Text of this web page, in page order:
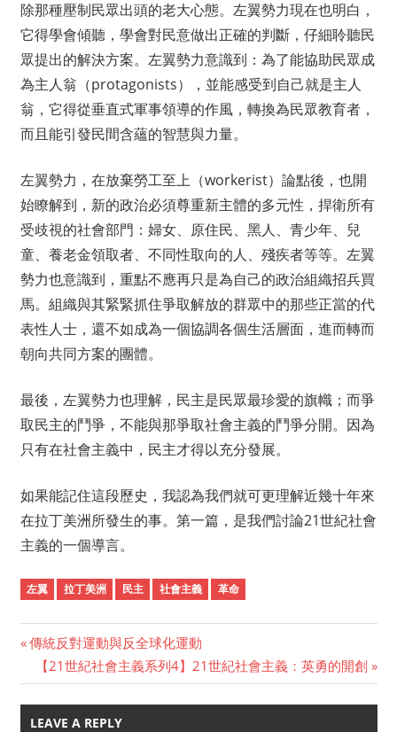
除那種壓制民眾出頭的老大心態。左翼勢力現在也明白，
它得學會傾聽，學會對民意做出正確的判斷，仔細聆聽民
眾提出的解決方案。左翼勢力意識到：為了能協助民眾成
為主人翁（protagonists），並能感受到自己就是主人
翁，它得從垂直式軍事領導的作風，轉換為民眾教育者，
而且能引發民間含蘊的智慧與力量。
左翼勢力，在放棄勞工至上（workerist）論點後，也開
始瞭解到，新的政治必須尊重新主體的多元性，捍衛所有
受歧視的社會部門：婦女、原住民、黑人、青少年、兒
童、養老金領取者、不同性取向的人、殘疾者等等。左翼
勢力也意識到，重點不應再只是為自己的政治組織招兵買
馬。組織與其緊緊抓住爭取解放的群眾中的那些正當的代
表性人士，還不如成為一個協調各個生活層面，進而轉而
朝向共同方案的團體。
最後，左翼勢力也理解，民主是民眾最珍愛的旗幟；而爭
取民主的鬥爭，不能與那爭取社會主義的鬥爭分開。因為
只有在社會主義中，民主才得以充分發展。
如果能記住這段歷史，我認為我們就可更理解近幾十年來
在拉丁美洲所發生的事。第一篇，是我們討論21世紀社會
主義的一個導言。
左翼 拉丁美洲 民主 社會主義 革命
Post
navigation
Previous
Post:
傳統反對運動與反全球化運動
Next
Post:
【21世紀社會主義系列4】21世紀社會主義：英勇的開創
LEAVE A REPLY